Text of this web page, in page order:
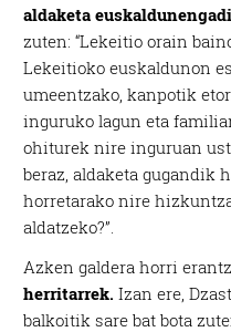
aldaketa
zuten: “Lekeitio orain
Lekeitioko euskaldunon
umeentzako, kanpotik
inguruko lagun eta
ohiturek nire inguruan
beraz, aldaketa gugandik
horretarako nire
aldatzeko?”.
Azken galdera horri
herritarrek. Izan ere,
balkoitik sare bat bota